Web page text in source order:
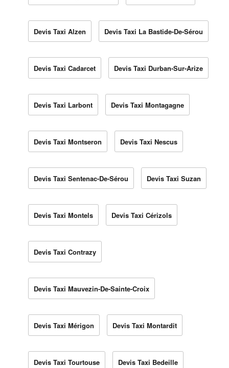
Devis Taxi Alzen Devis Taxi La Bastide-De-Sérou
Devis Taxi Cadarcet Devis Taxi Durban-Sur-Arize
Devis Taxi Larbont Devis Taxi Montagagne
Devis Taxi Montseron Devis Taxi Nescus
Devis Taxi Sentenac-De-Sérou Devis Taxi Suzan
Devis Taxi Montels Devis Taxi Cérizols
Devis Taxi Contrazy
Devis Taxi Mauvezin-De-Sainte-Croix
Devis Taxi Mérigon Devis Taxi Montardit
Devis Taxi Tourtouse Devis Taxi Bedeille